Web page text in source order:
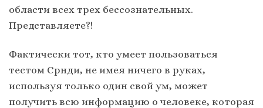
области всех трех бессознательных.
Представляете?!
Фактически тот, кто умеет пользоваться
тестом Срнди, не имея ничего в руках,
используя только один свой ум, может
получить всю информацию о человеке, которая